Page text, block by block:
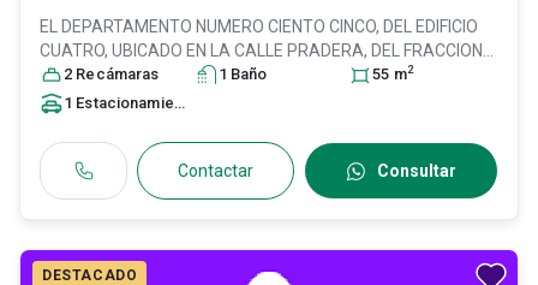
EL DEPARTAMENTO NUMERO CIENTO CINCO, DEL EDIFICIO
CUATRO, UBICADO EN LA CALLE PRADERA, DEL FRACCIONA,
Col. San Pablo III-A,
Tultitlán, México , México, C.P. 54932
31450280
2 Recámaras 1 Baño 55 m2
1 Estacionamiento
Contactar Consultar
DESTACADO